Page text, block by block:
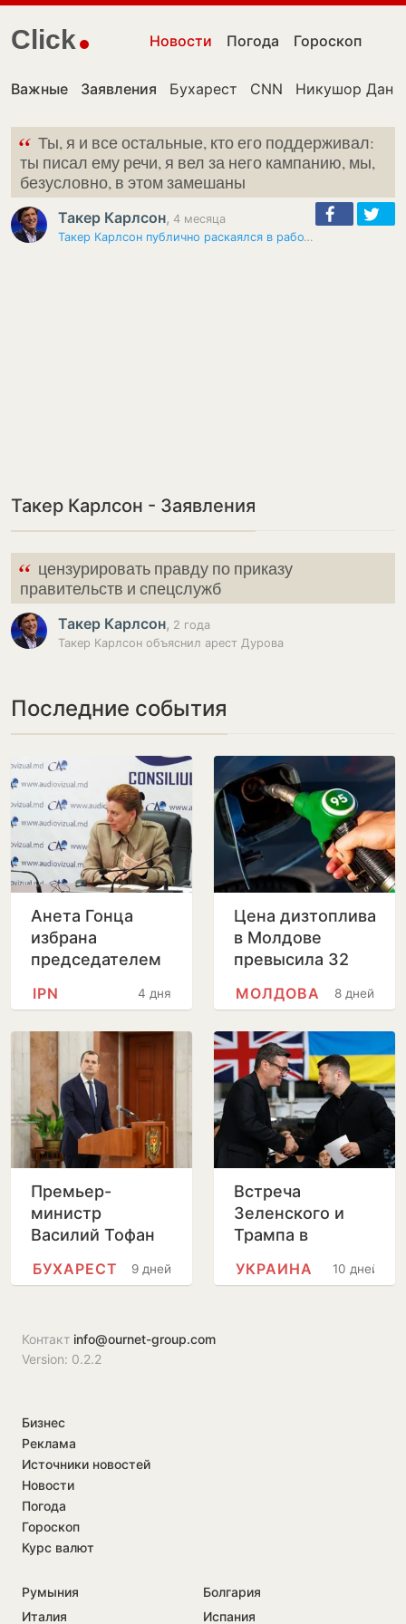
Click Новости Погода Гороскоп
Важные Заявления Бухарест CNN Никушор Дан
“ Ты, я и все остальные, кто его поддерживал:
ты писал ему речи, я вел за него кампанию, мы,
безусловно, в этом замешаны
Такер Карлсон, 4 месяца
Такер Карлсон публично раскаялся в работе на Трампа
Такер Карлсон - Заявления
“ цензурировать правду по приказу
правительств и спецслужб
Такер Карлсон, 2 года
Такер Карлсон объяснил арест Дурова
Последние события
Анета Гонца
избрана
председателем
телевидению и
отставки
Лилианы Вицу
4 дня
IPN
Цена дизтоплива
в Молдове
превысила 32
8 дней
МОЛДОВА
Премьер-
министр
Василий Тофан
официальный9 дней
БУХАРЕСТ
Встреча
Зеленского и
Трампа в
пройдет без10 дней
УКРАИНА
Контакт info@ournet-group.com
Version: 0.2.2
Бизнес
Реклама
Источники новостей
Новости
Погода
Гороскоп
Курс валют
Румыния
Болгария
Италия
Испания